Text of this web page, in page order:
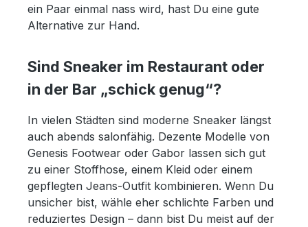
ein Paar einmal nass wird, hast Du eine gute
Alternative zur Hand.
Sind Sneaker im Restaurant oder
in der Bar „schick genug“?
In vielen Städten sind moderne Sneaker längst
auch abends salonfähig. Dezente Modelle von
Genesis Footwear oder Gabor lassen sich gut
zu einer Stoffhose, einem Kleid oder einem
gepflegten Jeans-Outfit kombinieren. Wenn Du
unsicher bist, wähle eher schlichte Farben und
reduziertes Design – dann bist Du meist auf der